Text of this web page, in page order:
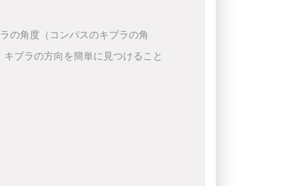
の角度（コンパスのキブラの角
ブラの方向を簡単に見つけること